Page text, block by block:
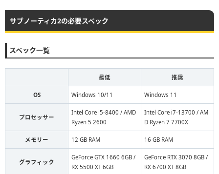
サブノーティカ2の必要スペック
スペック一覧
最低 推奨
OS Windows 10/11 Windows 11
プロセッサー
Intel Core i5-8400 / AMD
Ryzen 5 2600
Intel Core i7-13700 / AM
D Ryzen 7 7700X
メモリー 12 GB RAM 16 GB RAM
グラフィック
GeForce GTX 1660 6GB /
RX 5500 XT 6GB
GeForce RTX 3070 8GB /
RX 6700 XT 8GB